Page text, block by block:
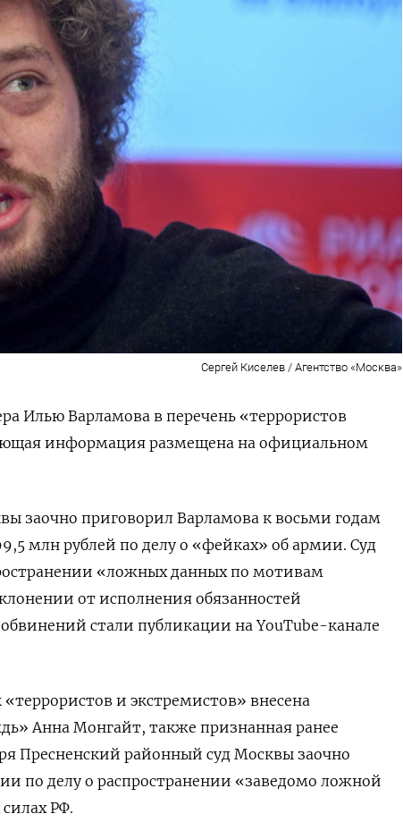
Сергей Киселев / Агентство «Москва»
Илью Варламова в перечень «террористов
информация размещена на официальном
заочно приговорил Варламова к восьми годам
млн рублей по делу о «фейках» об армии. Суд
«ложных данных по мотивам
от исполнения обязанностей
стали публикации на YouTube-канале
и экстремистов» внесена
Анна Монгайт, также признанная ранее
Пресненский районный суд Москвы заочно
по делу о распространении «заведомо ложной
РФ.